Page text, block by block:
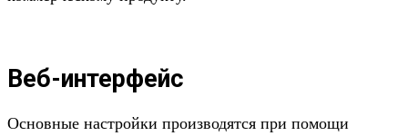
Веб-интерфейс
Основные настройки производятся при помощи